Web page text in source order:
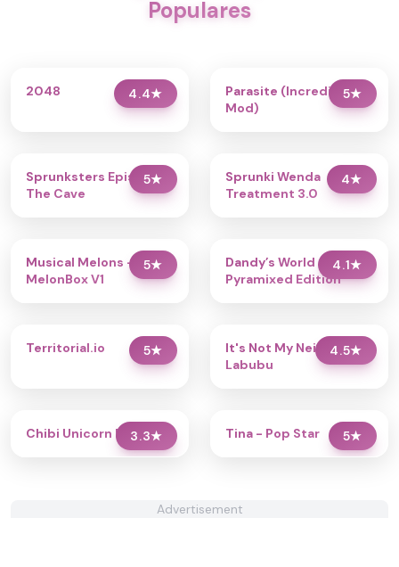
Populares
4.4★
2048 5★
Parasite (Incredibox
Mod)
5★
Sprunksters Episode 2:
The Cave
4★
Sprunki Wenda
Treatment 3.0
5★
Musical Melons –
MelonBox V1
4.1★
Dandy’s World
Pyramixed Edition
5★
Territorial.io 4.5★
It's Not My Neighbor:
Labubu
3.3★
Chibi Unicorn Dress Up 5★
Tina - Pop Star
Advertisement